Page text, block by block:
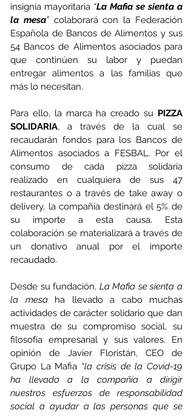
insignia mayoritaria “La Mafia se sienta a
la mesa” colaborará con la Federación
Española de Bancos de Alimentos y sus
54 Bancos de Alimentos asociados para
que continúen su labor y puedan
entregar alimentos a las familias que
más lo necesitan.
Para ello, la marca ha creado su PIZZA
SOLIDARIA, a través de la cual se
recaudarán fondos para los Bancos de
Alimentos asociados a FESBAL. Por el
consumo de cada pizza solidaria
realizado en cualquiera de sus 47
restaurantes o a través de take away o
delivery, la compañía destinará el 5% de
su importe a esta causa. Esta
colaboración se materializará a través de
un donativo anual por el importe
recaudado.
Desde su fundación, La Mafia se sienta a
la mesa ha llevado a cabo muchas
actividades de carácter solidario que dan
muestra de su compromiso social, su
filosofía empresarial y sus valores. En
opinión de Javier Floristán, CEO de
Grupo La Mafia “la crisis de la Covid-19
ha llevado a la compañía a dirigir
nuestros esfuerzos de responsabilidad
social a ayudar a las personas que se